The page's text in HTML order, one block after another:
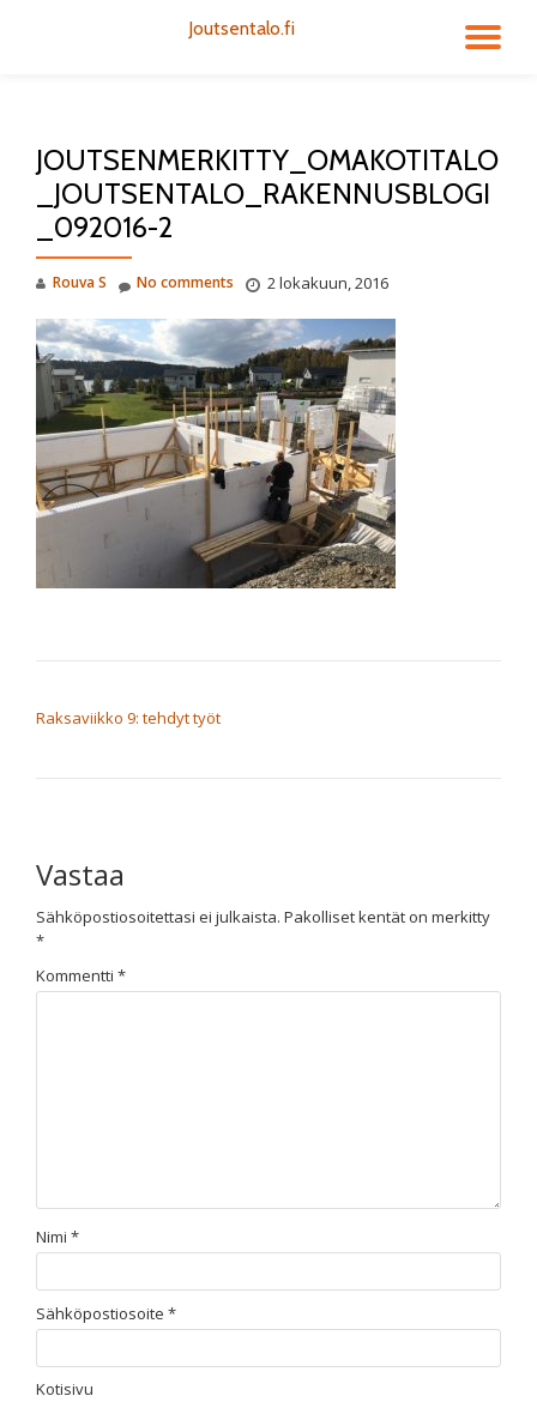
Joutsentalo.fi
JOUTSENMERKITTY_OMAKOTITALO
_JOUTSENTALO_RAKENNUSBLOGI
_092016-2
Rouva S 2 lokakuun, 2016
No comments
Raksaviikko 9: tehdyt työt
Vastaa
Sähköpostiosoitettasi ei julkaista. Pakolliset kentät on merkitty
*
Kommentti *
Nimi *
Sähköpostiosoite *
Kotisivu